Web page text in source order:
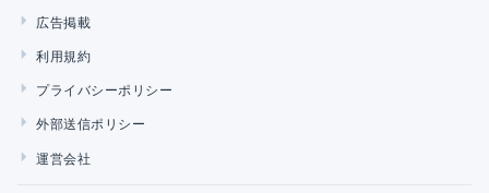
広告掲載
利用規約
プライバシーポリシー
外部送信ポリシー
運営会社